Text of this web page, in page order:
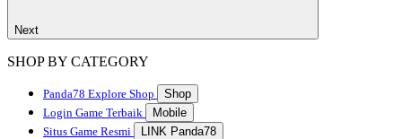
Next
SHOP BY CATEGORY
Panda78 Explore Shop
Shop
Login Game Terbaik
Mobile
Situs Game Resmi
LINK Panda78